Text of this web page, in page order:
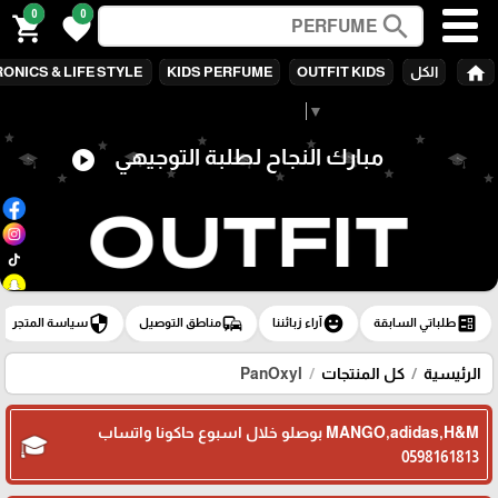
▼
search
0
favorite
0
shopping_cart
home الكل & LIFE STYLE KIDS PERFUME OUTFIT KIDS
مبارك النجاح لطلبة التوجيهي play_circle
ballotطلباتي السابقة emoji_emotions آراء زبائننا commuteمناطق التوصيل securityسياسة المتجر
الرئيسية كل المنتجات PanOxyl
MANGO,adidas,H&M بوصلو خلال اسبوع حاكونا واتساب
0598161813